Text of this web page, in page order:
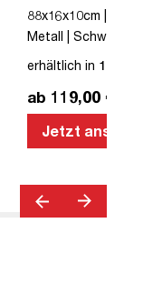
88x16x10cm |
Metall | Schwarz |
erhältlich in 12
ab 119,00 €
Jetzt